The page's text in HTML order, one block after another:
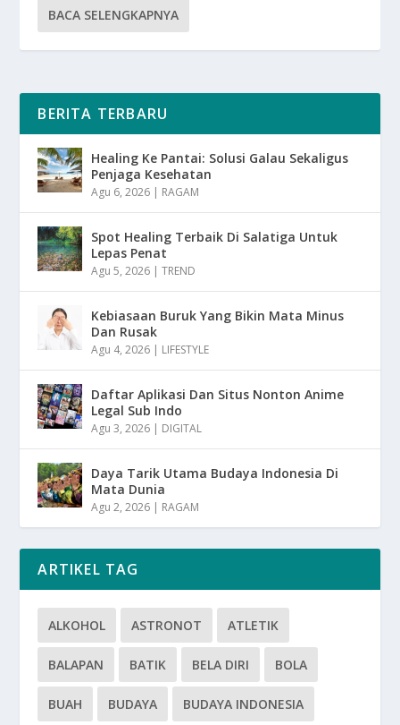
BACA SELENGKAPNYA
BERITA TERBARU
Healing Ke Pantai: Solusi Galau Sekaligus
Penjaga Kesehatan
Agu 6, 2026 | RAGAM
Spot Healing Terbaik Di Salatiga Untuk
Lepas Penat
Agu 5, 2026 |TREND
Kebiasaan Buruk Yang Bikin Mata Minus
Dan Rusak
Agu 4, 2026 | LIFESTYLE
Daftar Aplikasi Dan Situs Nonton Anime
Legal Sub Indo
Agu 3, 2026 | DIGITAL
Daya Tarik Utama Budaya Indonesia Di
Mata Dunia
Agu 2, 2026 | RAGAM
ARTIKEL TAG
ALKOHOL ASTRONOT ATLETIK
BALAPAN BATIK BELA DIRI BOLA
BUAH BUDAYA BUDAYA INDONESIA